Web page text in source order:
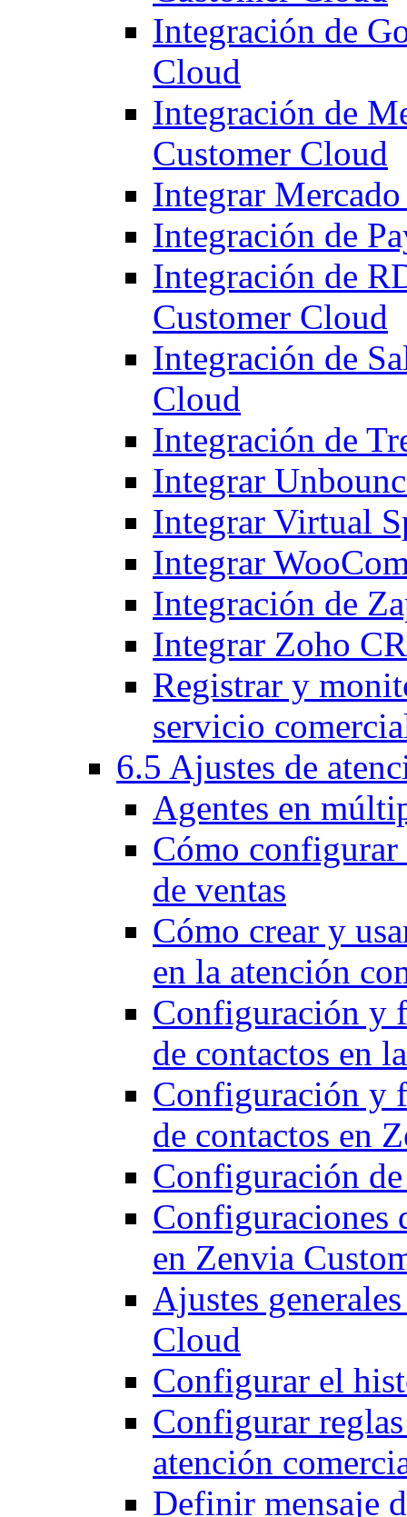
Integración de
Cloud
Integración de
Customer Cloud
Integrar
Integración de
Integración de
Customer Cloud
Integración de
Cloud
Integración de
Integrar
Integrar Virtual
Integrar
Integración de
Integrar Zoho
Registrar y
servicio
6.5 Ajustes de
Agentes en
Cómo
de ventas
Cómo crear y
en la atención
Configuración y
de contactos en
Configuración y
de contactos en
Configuración
Configuraciones
en Zenvia
Ajustes
Cloud
Configurar el
Configurar
atención
Definir mensaje